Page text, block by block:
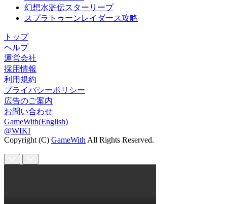
幻想水滸伝スターリープ
スプラトゥーンレイダース攻略
トップ
ヘルプ
運営会社
採用情報
利用規約
プライバシーポリシー
広告のご案内
お問い合わせ
GameWith(English)
@WIKI
Copyright (C) GameWith All Rights Reserved.